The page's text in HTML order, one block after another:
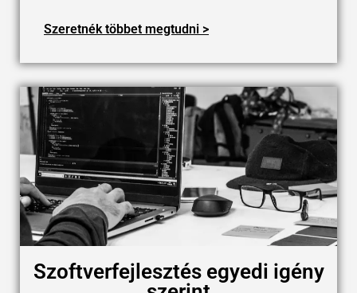
Szeretnék többet megtudni >
Szoftverfejlesztés egyedi igény